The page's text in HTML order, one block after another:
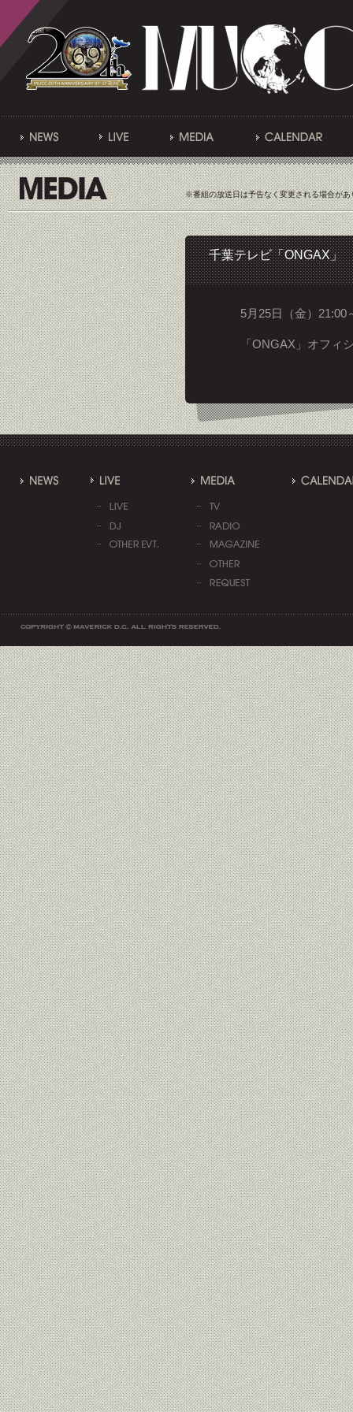
※番組の放送日は予告なく変更される場合が
千葉テレビ「ONGAX」
5月25日（金）21:00
「ONGAX」オフィ